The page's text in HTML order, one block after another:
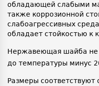
обладающей слабыми
также коррозионной
слабоагрессивных
обладает стойкостью к
Нержавеющая шайба не
до температуры минус
Размеры